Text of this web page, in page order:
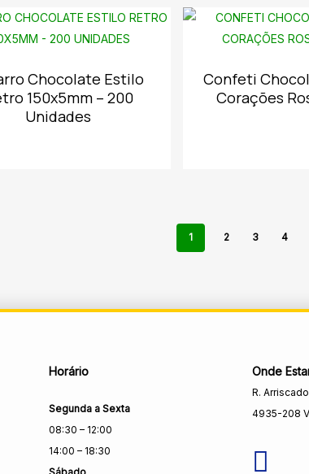
Chocolate Estilo
150x5mm – 200
Unidades
Confeti
Corações
1 2 3 4
Horário
Segunda a Sexta
08:30 – 12:00
14:00 – 18:30
Onde
R.
4935-208